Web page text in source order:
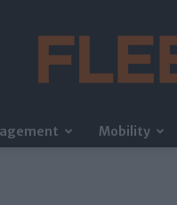
Mobility